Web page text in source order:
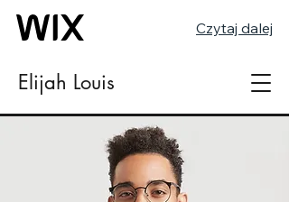
Czytaj dalej